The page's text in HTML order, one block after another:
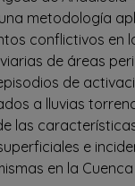
metodología
conflictivos en
de áreas
de
a lluvias
las
e
en la Cuenca